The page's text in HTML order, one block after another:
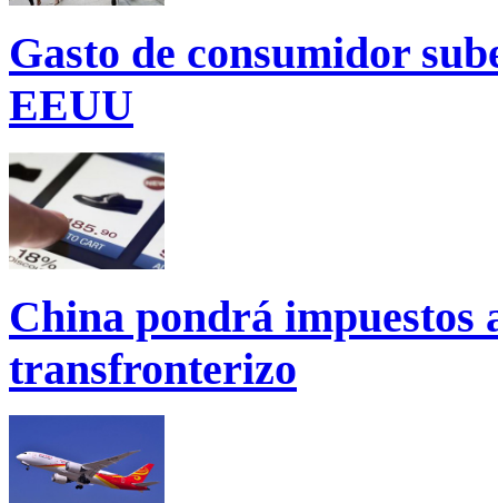
Gasto de consumidor
EEUU
China pondrá impuestos
transfronterizo